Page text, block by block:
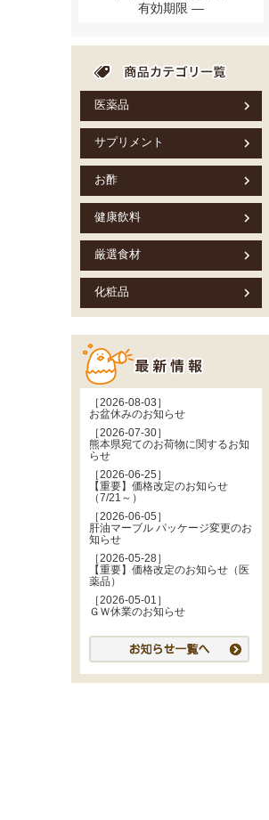
有効期限
医薬品
サプリメント
お酢
健康飲料
厳選食材
化粧品
［2026-08-03］
お盆休みのお知らせ
［2026-07-30］
熊本県宛てのお荷物に関するお知
らせ
［2026-06-25］
【重要】価格改定のお知らせ
（7/21～）
［2026-06-05］
肝油マーブル パッケージ変更のお
知らせ
［2026-05-28］
【重要】価格改定のお知らせ（医
薬品）
［2026-05-01］
ＧＷ休業のお知らせ